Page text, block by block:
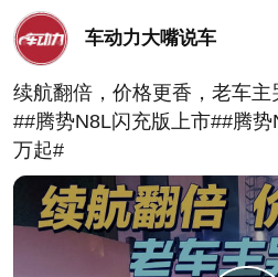
车动力大嘴说车
续航翻倍，价格更香，老车
##腾势N8L闪充版上市##腾
万起#